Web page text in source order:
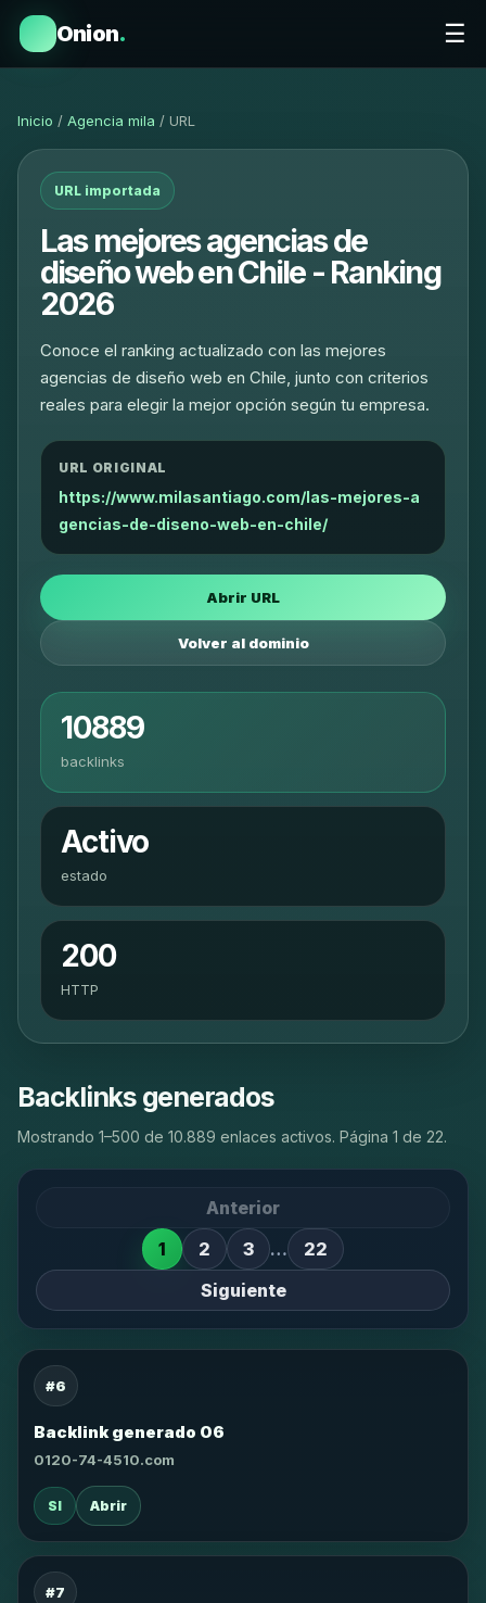
Onion. ☰
Inicio / Agencia mila / URL
URL importada
Las mejores agencias de
diseño web en Chile - Ranking
2026
Conoce el ranking actualizado con las mejores
agencias de diseño web en Chile, junto con criterios
reales para elegir la mejor opción según tu empresa.
URL ORIGINAL
https://www.milasantiago.com/las-mejores-a
gencias-de-diseno-web-en-chile/
Abrir URL
Volver al dominio
10889
backlinks
Activo
estado
200
HTTP
Backlinks generados
Mostrando 1–500 de 10.889 enlaces activos. Página 1 de 22.
Anterior
1
2 3 …
22
Siguiente
#6
Backlink generado 06
0120-74-4510.com
SI Abrir
#7